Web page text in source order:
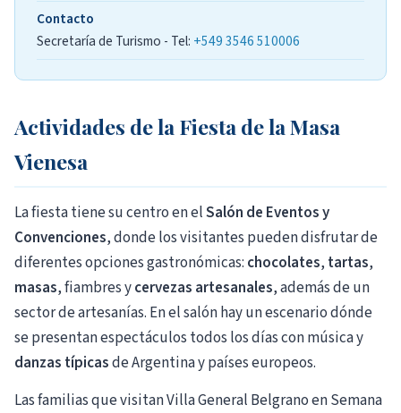
Contacto
Secretaría de Turismo - Tel: +549 3546 510006
Actividades de la Fiesta de la Masa
Vienesa
La fiesta tiene su centro en elSalón de Eventos y
Convenciones, donde los visitantes pueden disfrutar de
diferentes opciones gastronómicas: chocolates, tartas,
masas, fiambres ycervezas artesanales, además de un
sector de artesanías. En el salón hay un escenario dónde
se presentan espectáculos todos los días con música y
danzas típicasde Argentina y países europeos.
Las familias que visitan Villa General Belgrano en Semana